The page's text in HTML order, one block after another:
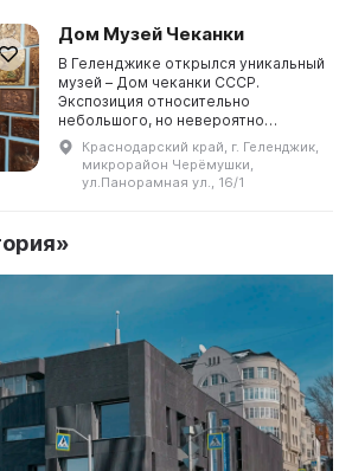
Дом Музей Чеканки
В Геленджике открылся уникальный
музей – Дом чеканки СССР.
Экспозиция относительно
небольшого, но невероятно
уютного пространства
представлена более чем 1000
экспонатов, большую часть из
Краснодарский край, г. Геленджик,
микрорайон Черёмушки,
ул.Панорамная ул., 16/1